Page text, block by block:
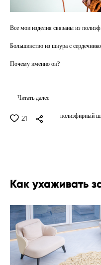
Все мои изделия связаны из
Большинство из шнура с
Почему именно он?
Читать далее
21 полиэфирный
Как ухаживать